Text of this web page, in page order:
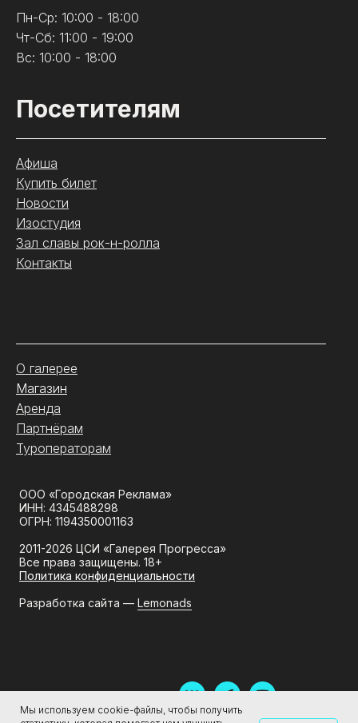
Мы используем cookie-файлы, чтобы получить
Пн-Ср: 10:00 - 18:00
Чт-Сб: 11:00 - 19:00
Вс: 10:00 - 18:00
Посетителям
Афиша
Купить билет
Новости
Изостудия
Зал славы рок-н-ролла
Контакты
О галерее
Магазин
Аренда
Партнёрам
Туроператорам
ООО «Городская Реклама»
ИНН: 4345488298
ОГРН: 1194350001163
2011-2026 ЦСИ «Галерея Прогресса»
Все права защищены. 18+
Политика конфиденциальности
Разработка сайта — Lemonads